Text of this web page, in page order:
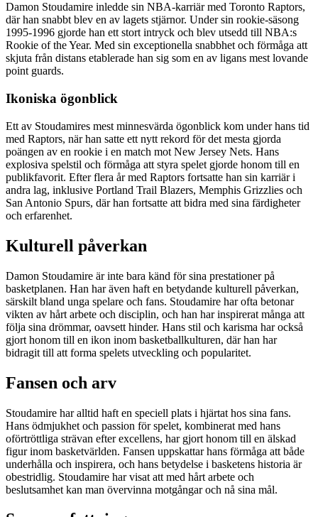
Damon Stoudamire inledde sin NBA-karriär med Toronto Raptors,
där han snabbt blev en av lagets stjärnor. Under sin rookie-säsong
1995-1996 gjorde han ett stort intryck och blev utsedd till NBA:s
Rookie of the Year. Med sin exceptionella snabbhet och förmåga att
skjuta från distans etablerade han sig som en av ligans mest lovande
point guards.
Ikoniska ögonblick
Ett av Stoudamires mest minnesvärda ögonblick kom under hans tid
med Raptors, när han satte ett nytt rekord för det mesta gjorda
poängen av en rookie i en match mot New Jersey Nets. Hans
explosiva spelstil och förmåga att styra spelet gjorde honom till en
publikfavorit. Efter flera år med Raptors fortsatte han sin karriär i
andra lag, inklusive Portland Trail Blazers, Memphis Grizzlies och
San Antonio Spurs, där han fortsatte att bidra med sina färdigheter
och erfarenhet.
Kulturell påverkan
Damon Stoudamire är inte bara känd för sina prestationer på
basketplanen. Han har även haft en betydande kulturell påverkan,
särskilt bland unga spelare och fans. Stoudamire har ofta betonar
vikten av hårt arbete och disciplin, och han har inspirerat många att
följa sina drömmar, oavsett hinder. Hans stil och karisma har också
gjort honom till en ikon inom basketballkulturen, där han har
bidragit till att forma spelets utveckling och popularitet.
Fansen och arv
Stoudamire har alltid haft en speciell plats i hjärtat hos sina fans.
Hans ödmjukhet och passion för spelet, kombinerat med hans
oförtröttliga strävan efter excellens, har gjort honom till en älskad
figur inom basketvärlden. Fansen uppskattar hans förmåga att både
underhålla och inspirera, och hans betydelse i basketens historia är
obestridlig. Stoudamire har visat att med hårt arbete och
beslutsamhet kan man övervinna motgångar och nå sina mål.